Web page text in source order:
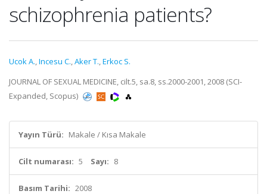
schizophrenia patients?
Ucok A.,Incesu C.,Aker T.,Erkoc S.
JOURNAL OF SEXUAL MEDICINE, cilt.5, sa.8, ss.2000-2001, 2008 (SCI-
Expanded, Scopus)
Yayın Türü: Makale / Kısa Makale
Cilt numarası: 5 Sayı: 8
Basım Tarihi: 2008